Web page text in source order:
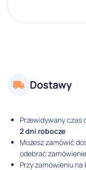
Dostawy
Przewidywany
2 dni robocze
Możesz zamówić
odebrać
Przy zamówieniu na